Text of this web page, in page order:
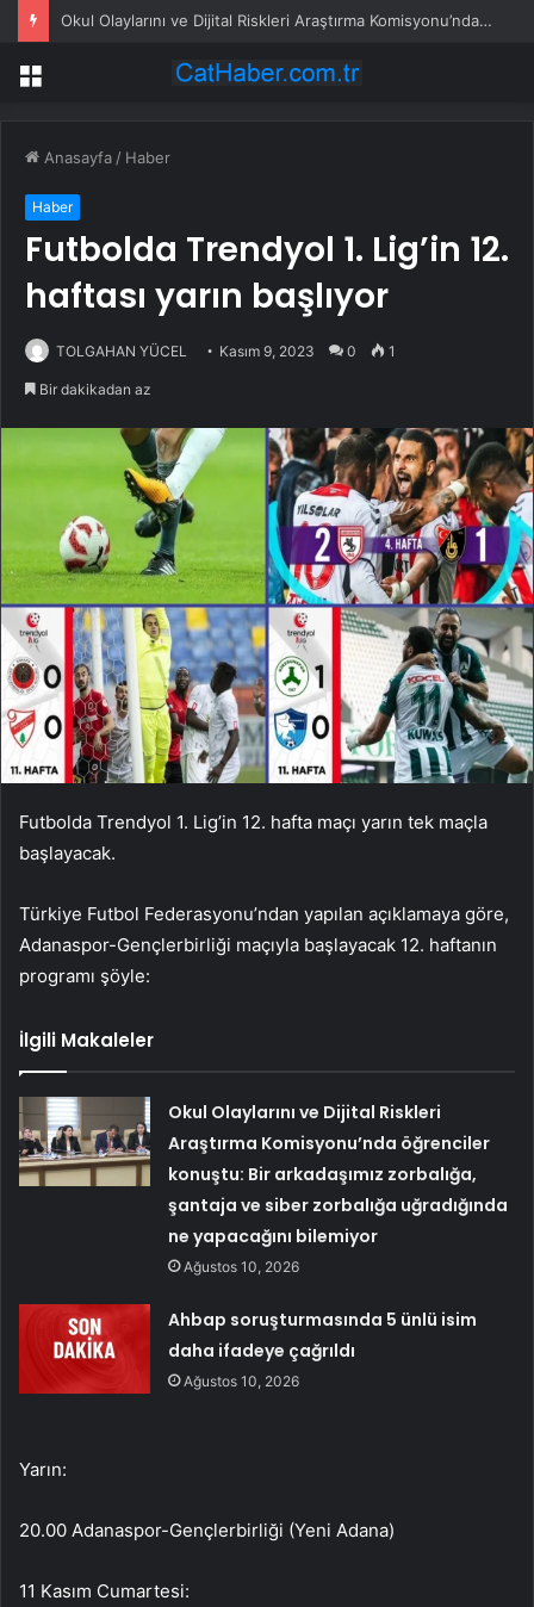
Okul Olaylarını ve Dijital Riskleri Araştırma Komisyonu’nda öğrenciler konuştu: Bir arkadaşımız zorbalığa, şantaja ve siber zorbalığa uğradığında ne yapacağını bilemiyor
Menü
Anasayfa / Haber
Haber
Futbolda Trendyol 1. Lig’in 12.
haftası yarın başlıyor
TOLGAHAN YÜCEL Kasım 9, 2023 0 1
Bir dakikadan az
Futbolda Trendyol 1. Lig’in 12. hafta maçı yarın tek maçla
başlayacak.
Türkiye Futbol Federasyonu’ndan yapılan açıklamaya göre,
Adanaspor-Gençlerbirliği maçıyla başlayacak 12. haftanın
programı şöyle:
İlgili Makaleler
Okul Olaylarını ve Dijital Riskleri
Araştırma Komisyonu’nda öğrenciler
konuştu: Bir arkadaşımız zorbalığa,
şantaja ve siber zorbalığa uğradığında
ne yapacağını bilemiyor
Ağustos 10, 2026
Ahbap soruşturmasında 5 ünlü isim
daha ifadeye çağrıldı
Ağustos 10, 2026
Yarın:
20.00 Adanaspor-Gençlerbirliği (Yeni Adana)
11 Kasım Cumartesi: